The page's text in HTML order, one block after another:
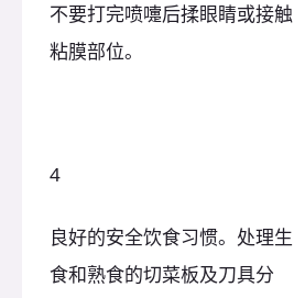
不要打完喷嚏后揉眼睛或接触
粘膜部位。
4
良好的安全饮食习惯。处理生
食和熟食的切菜板及刀具分